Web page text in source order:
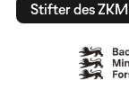
Stifter des ZKM